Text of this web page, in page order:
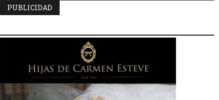
PUBLICIDAD